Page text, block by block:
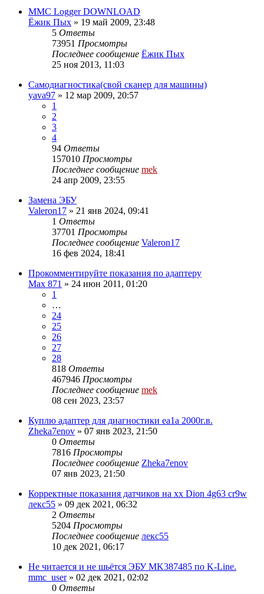
MMC Logger DOWNLOAD
Ёжик Пых » 19 май 2009, 23:48
5 Ответы
73951 Просмотры
Последнее сообщение Ёжик Пых
25 ноя 2013, 11:03
Самодиагностика(свой сканер для машины)
yava97 » 12 мар 2009, 20:57
1
2
3
4
94 Ответы
157010 Просмотры
Последнее сообщение mek
24 апр 2009, 23:55
Замена ЭБУ
Valeron17 » 21 янв 2024, 09:41
1 Ответы
37701 Просмотры
Последнее сообщение Valeron17
16 фев 2024, 18:41
Прокомментируйте показания по адаптеру
Max 871 » 24 июн 2011, 01:20
1
…
24
25
26
27
28
818 Ответы
467946 Просмотры
Последнее сообщение mek
08 сен 2023, 23:57
Куплю адаптер для диагностики ea1a 2000г.в.
Zheka7enov » 07 янв 2023, 21:50
0 Ответы
7816 Просмотры
Последнее сообщение Zheka7enov
07 янв 2023, 21:50
Корректные показания датчиков на хх Dion 4g63 cr9w
лекс55 » 09 дек 2021, 06:32
2 Ответы
5204 Просмотры
Последнее сообщение лекс55
10 дек 2021, 06:17
Не читается и не шьётся ЭБУ MK387485 по K-Line.
mmc_user» 02 дек 2021, 02:02
0 Ответы